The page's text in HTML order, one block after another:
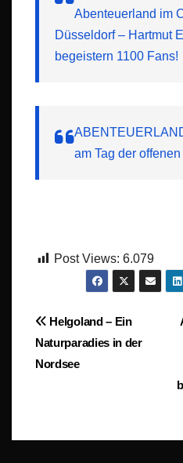
Abenteuerland im
Düsseldorf – Hartmut
begeistern 1100 Fans!
am Tag der
Post Views: 6.079
Helgoland – Ein
Naturparadies in der
Nordsee